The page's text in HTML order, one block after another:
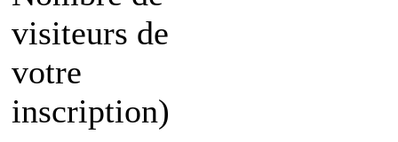
visiteurs de
votre
inscription)